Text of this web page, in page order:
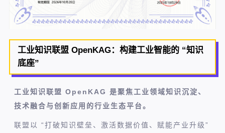
工业知识联盟 OpenKAG：构建工业智能的 “知识
底座”
工业知识联盟 OpenKAG 是聚焦工业领域知识沉淀、
技术融合与创新应用的行业生态平台。
联盟以 “打破知识壁垒、激活数据价值、赋能产业升级”